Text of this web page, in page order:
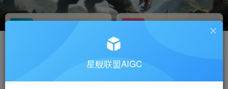
加入会员 工作流主页
每周免费工作流体验
星舰联盟AIGC